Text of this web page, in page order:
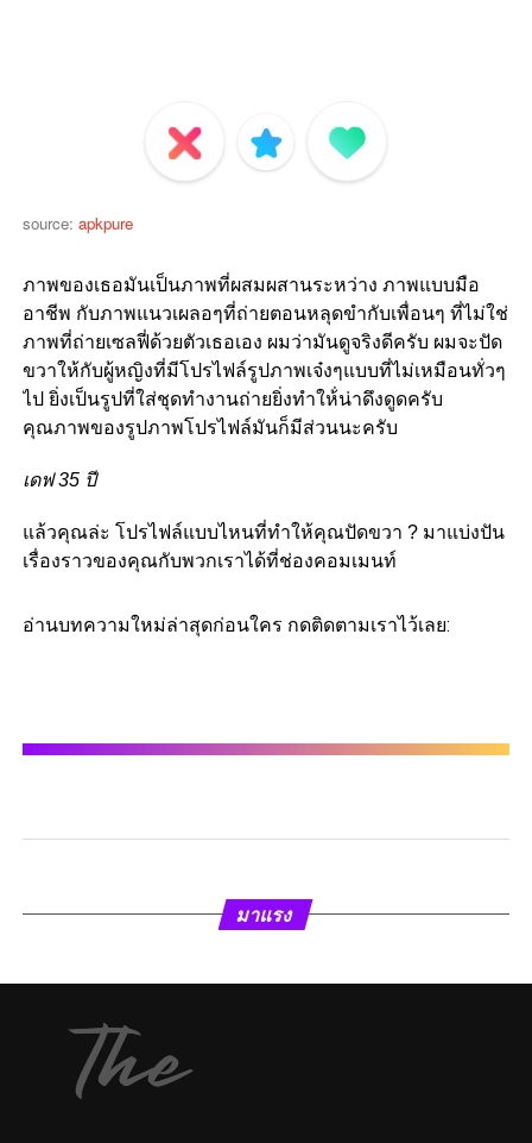
source: apkpure
ภาพของเธอมันเป็นภาพที่ผสมผสานระหว่าง ภาพแบบมือ
อาชีพ กับภาพแนวเผลอๆที่ถ่ายตอนหลุดขำกับเพื่อนๆ ที่ไม่ใช่
ภาพที่ถ่ายเซลฟี่ด้วยตัวเธอเอง ผมว่ามันดูจริงดีครับ ผมจะปัด
ขวาให้กับผู้หญิงที่มีโปรไฟล์รูปภาพเจ๋งๆแบบที่ไม่เหมือนทั่วๆ
ไป ยิ่งเป็นรูปที่ใส่ชุดทำงานถ่ายยิ่งทำให้่น่าดึงดูดครับ
คุณภาพของรูปภาพโปรไฟล์มันก็มีส่วนนะครับ
เดฟ 35 ปี
แล้วคุณล่ะ โปรไฟล์แบบไหนที่ทำให้คุณปัดขวา ? มาแบ่งปัน
เรื่องราวของคุณกับพวกเราได้ที่ช่องคอมเมนท์
อ่านบทความใหม่ล่าสุดก่อนใคร กดติดตามเราไว้เลย:
มาแรง